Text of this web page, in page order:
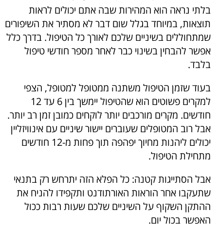
בלתי נראה הוא המהירות שבה אתם יכולים לראות
תוצאות, במיוחד בגלל שום דבר לא מסתיר את השיפורים
שמתחוללים בשיניים שלכם לאורך כל הטיפול. בדרך כלל
אפשר להבחין בשינוי כבר לאחר מספר חודשי טיפול
בלבד.
בעוד שזמן הטיפול משתנה ממטופל למטופל, הצפי
למקרים פשוטים הוא שהטיפול יימשך בין 6 עד 12
חודשים. מקרים מורכבים יותר לוקחים כמובן זמן רב יותר.
אבל רוב המטופלים שעוברים יישור שיניים עם אינוויזליין
יכולים ליהנות מחיוך יפהפה תוך פחות מ-12 חודשים
מתחילת הטיפול.
אבל הסתייגות קטנה: כל הפלא הזה יתרחש רק בתנאי
שתעקבו אחר הוראות האורתודנט ותקפידו להניח את
ההתקן השקוף על השיניים שלכם שעות רבות ככול
האפשר בכול יום.